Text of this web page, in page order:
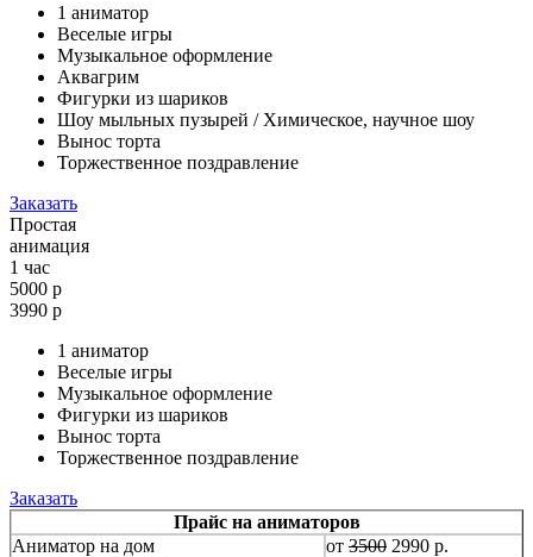
1 аниматор
Веселые игры
Музыкальное оформление
Аквагрим
Фигурки из шариков
Шоу мыльных пузырей / Химическое, научное шоу
Вынос торта
Торжественное поздравление
Заказать
Простая
анимация
1 час
5000 р
3990 р
1 аниматор
Веселые игры
Музыкальное оформление
Фигурки из шариков
Вынос торта
Торжественное поздравление
Заказать
Прайс на аниматоров
Аниматор на дом
от 3500 2990 р.